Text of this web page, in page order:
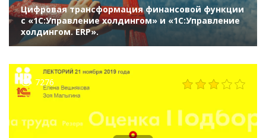
Цифровая трансформация финансовой функции
с «1С:Управление холдингом» и «1С:Управление
холдингом. ERP».
7276